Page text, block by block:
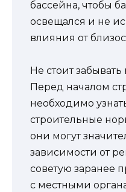
бассейна, чтобы
освещался и не
влияния от
Не стоит
Перед началом
необходимо
строительные
они могут
зависимости от
советую заранее
с местными